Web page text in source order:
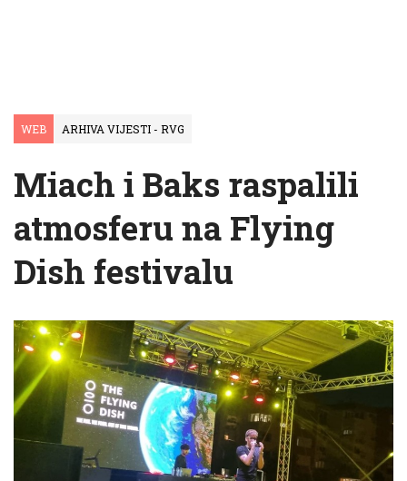
WEB ARHIVA VIJESTI - RVG
Miach i Baks raspalili
atmosferu na Flying
Dish festivalu